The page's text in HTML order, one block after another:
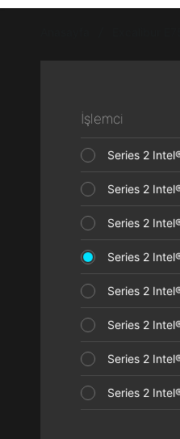
İşlemci
Series 2
Series 2
Series 2
Series 2
Series 2
Series 2
Series 2
Series 2